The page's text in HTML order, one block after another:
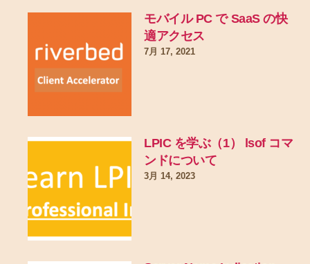
モバイル PC で SaaS の快
適アクセス
7月 17, 2021
LPIC を学ぶ（1） lsof コマ
ンドについて
3月 14, 2023